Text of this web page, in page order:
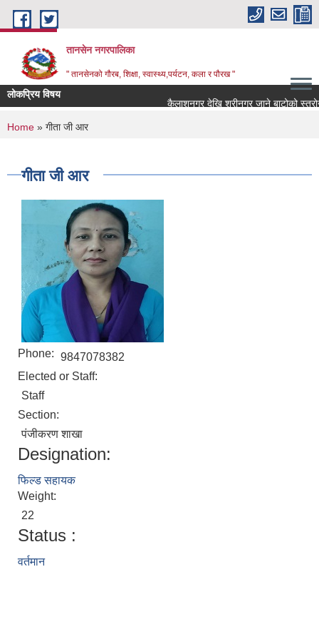
Skip to main content
तानसेन नगरपालिका
" तानसेनको गौरब, शिक्षा, स्वास्थ्य,पर्यटन, कला र पौरख "
लोकप्रिय विषय
You are here
Home » गीता जी आर
गीता जी आर
Phone: 9847078382
Elected or Staff:
Staff
Section:
पंजीकरण शाखा
Designation:
फिल्ड सहायक
Weight:
22
Status :
वर्तमान